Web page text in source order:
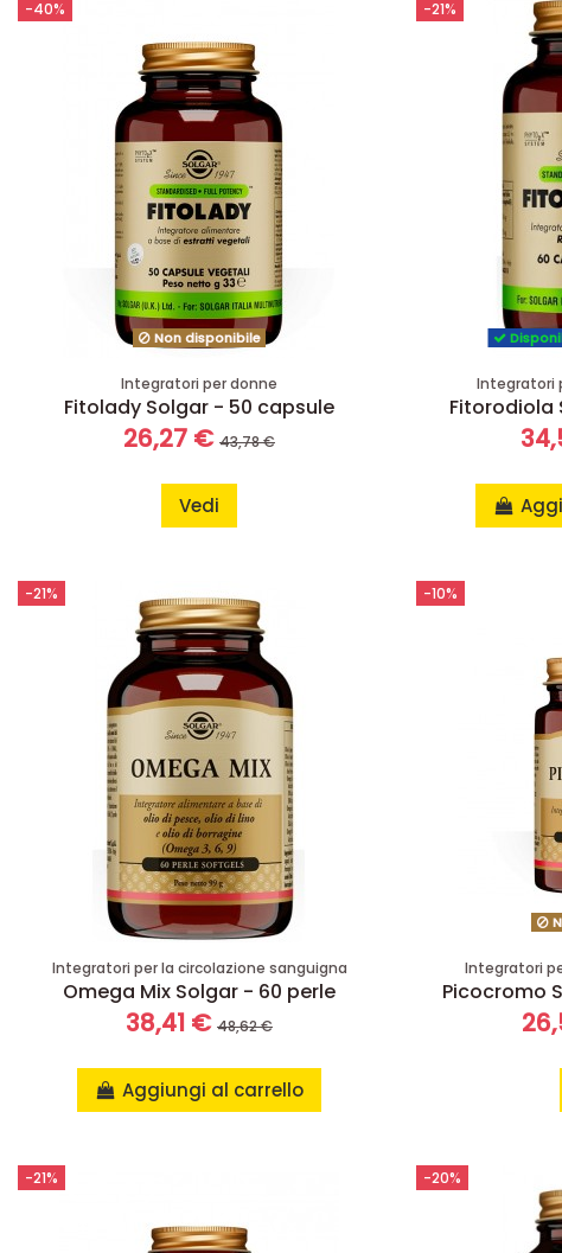
-40%
Non disponibile
Integratori per donne
Fitolady Solgar - 50 capsule
26,27 € 43,78 €
Vedi
-21%
Integratori
Fitorodiola
-21%
Integratori per la circolazione sanguigna
Omega Mix Solgar - 60 perle
38,41 € 48,62 €
Aggiungi al carrello
-10%
Integratori
Picocromo
-21% -20%